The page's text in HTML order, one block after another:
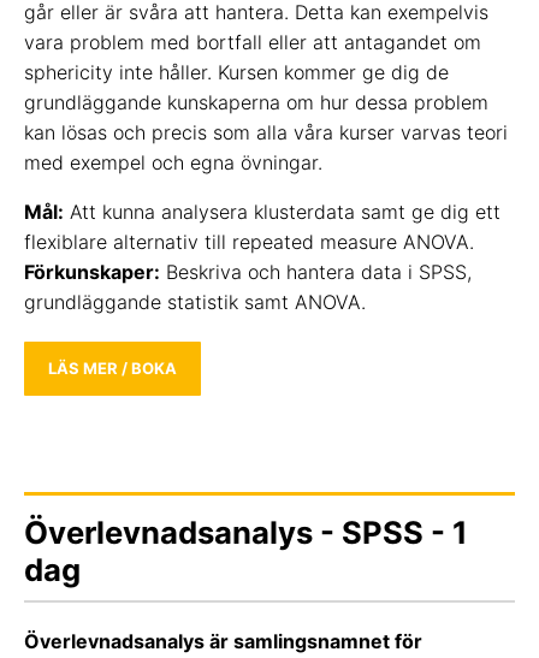
går eller är svåra att hantera. Detta kan exempelvis
vara problem med bortfall eller att antagandet om
sphericity inte håller. Kursen kommer ge dig de
grundläggande kunskaperna om hur dessa problem
kan lösas och precis som alla våra kurser varvas teori
med exempel och egna övningar.
Mål: Att kunna analysera klusterdata samt ge dig ett
flexiblare alternativ till repeated measure ANOVA.
Förkunskaper: Beskriva och hantera data i SPSS,
grundläggande statistik samt ANOVA.
LÄS MER / BOKA
Överlevnadsanalys - SPSS - 1
dag
Överlevnadsanalys är samlingsnamnet för